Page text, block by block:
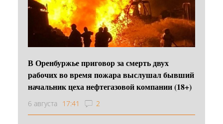
В Оренбуржье приговор за смерть двух
рабочих во время пожара выслушал бывший
начальник цеха нефтегазовой компании (18+)
6 августа 17:41 2